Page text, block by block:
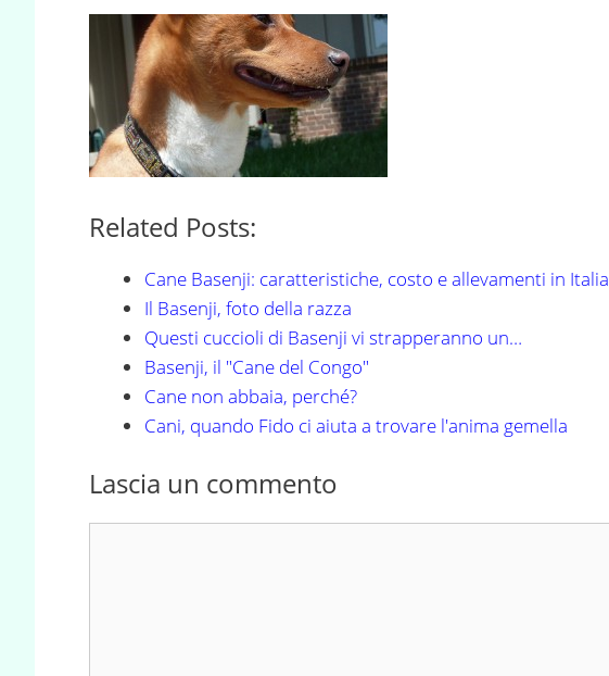
Related Posts:
Cane Basenji: caratteristiche, costo e allevamenti in Italia
Il Basenji, foto della razza
Questi cuccioli di Basenji vi strapperanno un…
Basenji, il "Cane del Congo"
Cane non abbaia, perché?
Cani, quando Fido ci aiuta a trovare l'anima gemella
Lascia un commento